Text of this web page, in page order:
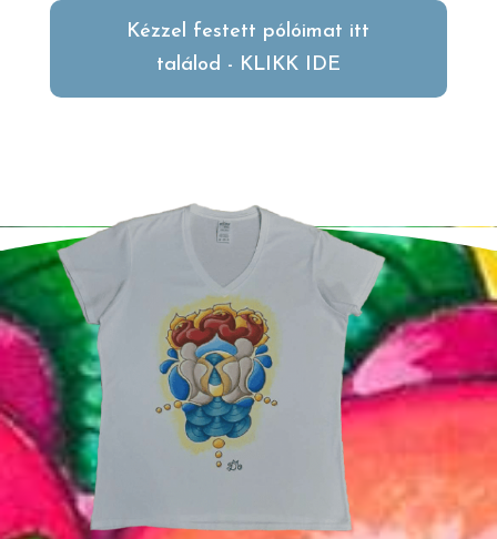
Kézzel festett pólóimat itt
találod - KLIKK IDE